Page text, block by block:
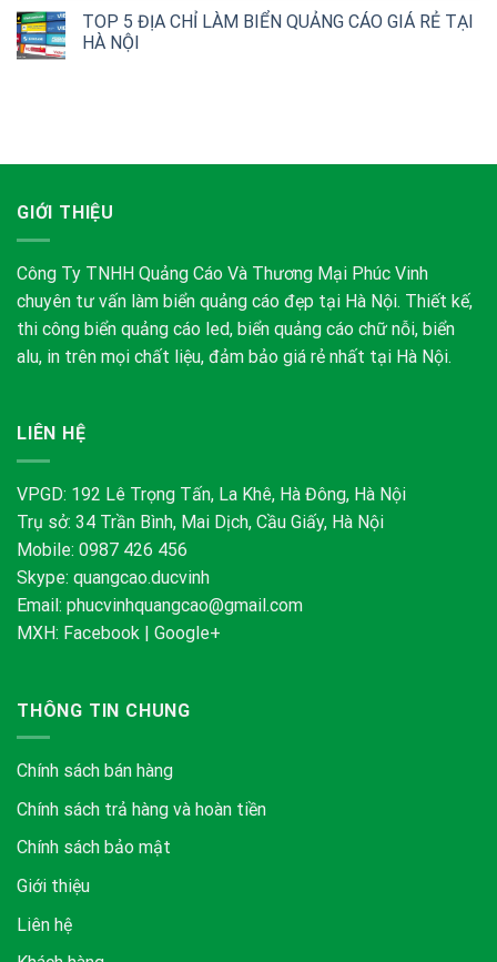
TOP 5 ĐỊA CHỈ LÀM BIỂN QUẢNG CÁO GIÁ RẺ TẠI
HÀ NỘI
GIỚI THIỆU
Công Ty TNHH Quảng Cáo Và Thương Mại Phúc Vinh
chuyên tư vấn làm biển quảng cáo đẹp tại Hà Nội. Thiết kế,
thi công biển quảng cáo led, biển quảng cáo chữ nỗi, biển
alu, in trên mọi chất liệu, đảm bảo giá rẻ nhất tại Hà Nội.
LIÊN HỆ
VPGD: 192 Lê Trọng Tấn, La Khê, Hà Đông, Hà Nội
Trụ sở: 34 Trần Bình, Mai Dịch, Cầu Giấy, Hà Nội
Mobile: 0987 426 456
Skype: quangcao.ducvinh
Email: phucvinhquangcao@gmail.com
MXH: Facebook | Google+
THÔNG TIN CHUNG
Chính sách bán hàng
Chính sách trả hàng và hoàn tiền
Chính sách bảo mật
Giới thiệu
Liên hệ